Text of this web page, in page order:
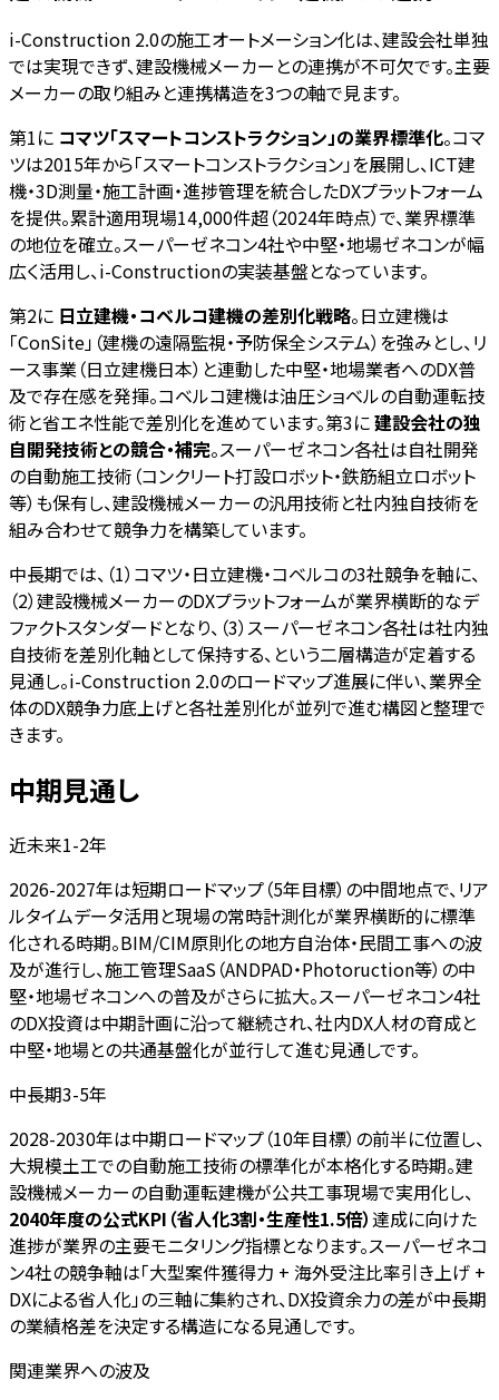
i-Construction 2.0の施工オートメーション化は、建設会社単独
では実現できず、建設機械メーカーとの連携が不可欠です。主要
メーカーの取り組みと連携構造を3つの軸で見ます。
第1に コマツ「スマートコンストラクション」の業界標準化。コマ
ツは2015年から「スマートコンストラクション」を展開し、ICT建
機・3D測量・施工計画・進捗管理を統合したDXプラットフォーム
を提供。累計適用現場14,000件超（2024年時点）で、業界標準
の地位を確立。スーパーゼネコン4社や中堅・地場ゼネコンが幅
広く活用し、i-Constructionの実装基盤となっています。
第2に 日立建機・コベルコ建機の差別化戦略。日立建機は
「ConSite」（建機の遠隔監視・予防保全システム）を強みとし、リ
ース事業（日立建機日本）と連動した中堅・地場業者へのDX普
及で存在感を発揮。コベルコ建機は油圧ショベルの自動運転技
術と省エネ性能で差別化を進めています。第3に建設会社の独
自開発技術との競合・補完。スーパーゼネコン各社は自社開発
の自動施工技術（コンクリート打設ロボット・鉄筋組立ロボット
等）も保有し、建設機械メーカーの汎用技術と社内独自技術を
組み合わせて競争力を構築しています。
中長期では、（1）コマツ・日立建機・コベルコの3社競争を軸に、
（2）建設機械メーカーのDXプラットフォームが業界横断的なデ
ファクトスタンダードとなり、（3）スーパーゼネコン各社は社内独
自技術を差別化軸として保持する、という二層構造が定着する
見通し。i-Construction 2.0のロードマップ進展に伴い、業界全
体のDX競争力底上げと各社差別化が並列で進む構図と整理で
きます。
中期見通し
近未来1-2年
2026-2027年は短期ロードマップ（5年目標）の中間地点で、リア
ルタイムデータ活用と現場の常時計測化が業界横断的に標準
化される時期。BIM/CIM原則化の地方自治体・民間工事への波
及が進行し、施工管理SaaS（ANDPAD・Photoruction等）の中
堅・地場ゼネコンへの普及がさらに拡大。スーパーゼネコン4社
のDX投資は中期計画に沿って継続され、社内DX人材の育成と
中堅・地場との共通基盤化が並行して進む見通しです。
中長期3-5年
2028-2030年は中期ロードマップ（10年目標）の前半に位置し、
大規模土工での自動施工技術の標準化が本格化する時期。建
設機械メーカーの自動運転建機が公共工事現場で実用化し、
2040年度の公式KPI（省人化3割・生産性1.5倍）達成に向けた
進捗が業界の主要モニタリング指標となります。スーパーゼネコ
ン4社の競争軸は「大型案件獲得力 + 海外受注比率引き上げ +
DXによる省人化」の三軸に集約され、DX投資余力の差が中長期
の業績格差を決定する構造になる見通しです。
関連業界への波及